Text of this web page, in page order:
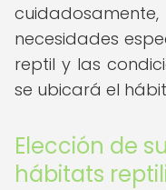
necesidades
reptil y las
se ubicará el
Elección de
hábitats